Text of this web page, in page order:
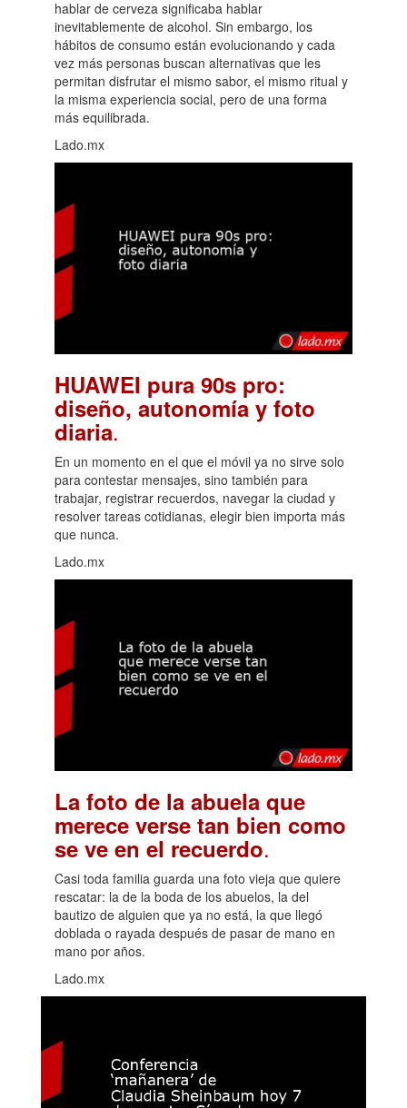
hablar de cerveza significaba hablar
inevitablemente de alcohol. Sin embargo, los
hábitos de consumo están evolucionando y cada
vez más personas buscan alternativas que les
permitan disfrutar el mismo sabor, el mismo ritual y
la misma experiencia social, pero de una forma
más equilibrada.
Lado.mx
HUAWEI pura 90s pro:
diseño, autonomía y foto
diaria.
En un momento en el que el móvil ya no sirve solo
para contestar mensajes, sino también para
trabajar, registrar recuerdos, navegar la ciudad y
resolver tareas cotidianas, elegir bien importa más
que nunca.
Lado.mx
La foto de la abuela que
merece verse tan bien como
se ve en el recuerdo.
Casi toda familia guarda una foto vieja que quiere
rescatar: la de la boda de los abuelos, la del
bautizo de alguien que ya no está, la que llegó
doblada o rayada después de pasar de mano en
mano por años.
Lado.mx